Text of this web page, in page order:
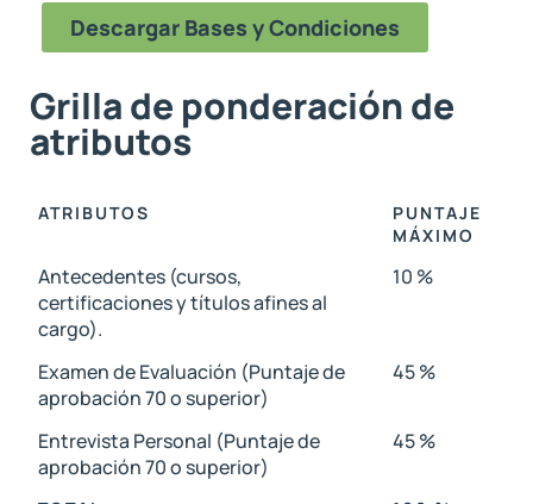
Descargar Bases y Condiciones
Grilla de ponderación de
atributos
ATRIBUTOS
PUNTAJE
MÁXIMO
Antecedentes (cursos,
certificaciones y títulos afines al
cargo).
10 %
Examen de Evaluación (Puntaje de
aprobación 70 o superior)
45 %
Entrevista Personal (Puntaje de
aprobación 70 o superior)
45 %